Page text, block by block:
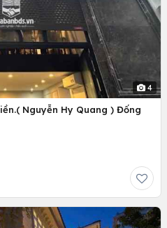
4
Nguyễn Hy Quang ) Đống